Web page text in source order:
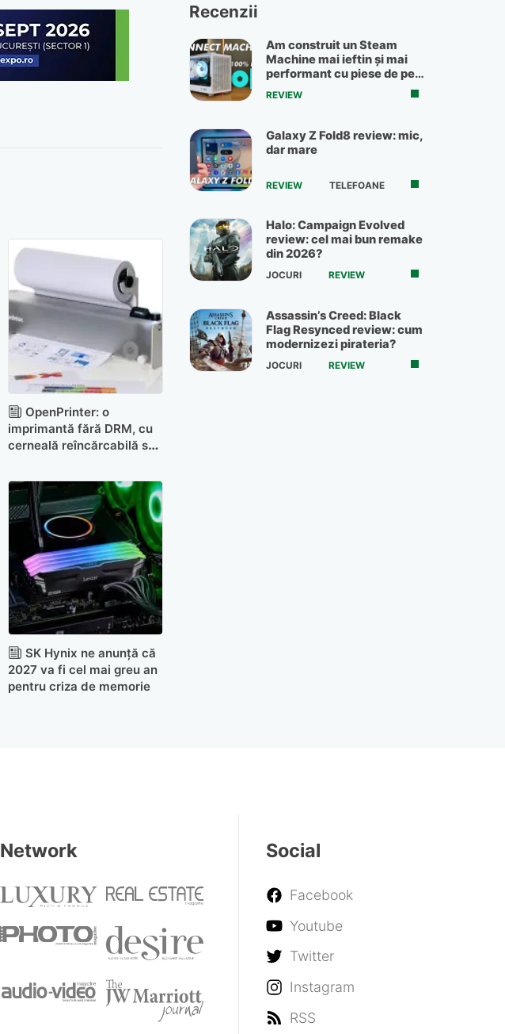
OpenPrinter: o
imprimantă fără DRM, cu
cerneală reîncărcabilă se
crowdfunding
SK Hynix ne anunță că
2027 va fi cel mai greu an
pentru criza de memorie
Recenzii
Am construit un Steam
Machine mai ieftin și mai
performant cu piese de pe
OLX
REVIEW
Galaxy Z Fold8 review: mic,
dar mare
REVIEW TELEFOANE
Halo: Campaign Evolved
review: cel mai bun remake
din 2026?
JOCURI REVIEW
Assassin’s Creed: Black
Flag Resynced review: cum
modernizezi pirateria?
JOCURI REVIEW
Network Social
Facebook
Youtube
Twitter
Instagram
RSS